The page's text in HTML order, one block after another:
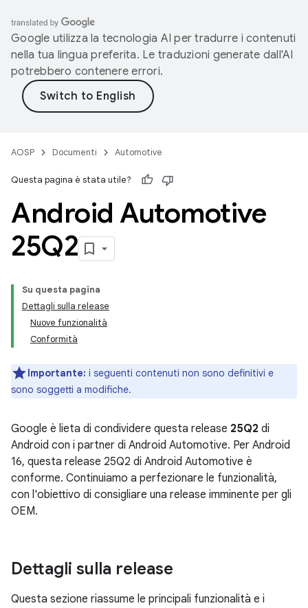
Google utilizza la tecnologia AI per tradurre i contenuti
nella tua lingua preferita. Le traduzioni generate dall'AI
potrebbero contenere errori.
AOSP Documenti Automotive
Questa pagina è stata utile?
Android Automotive
25Q2
Su questa pagina
Dettagli sulla release
Nuove funzionalità
Conformità
Importante: i seguenti contenuti non sono definitivi e
sono soggetti a modifiche.
Google è lieta di condividere questa release 25Q2 di
Android con i partner di Android Automotive. Per Android
16, questa release 25Q2 di Android Automotive è
conforme. Continuiamo a perfezionare le funzionalità,
con l'obiettivo di consigliare una release imminente per gli
OEM.
Dettagli sulla release
Questa sezione riassume le principali funzionalità e i